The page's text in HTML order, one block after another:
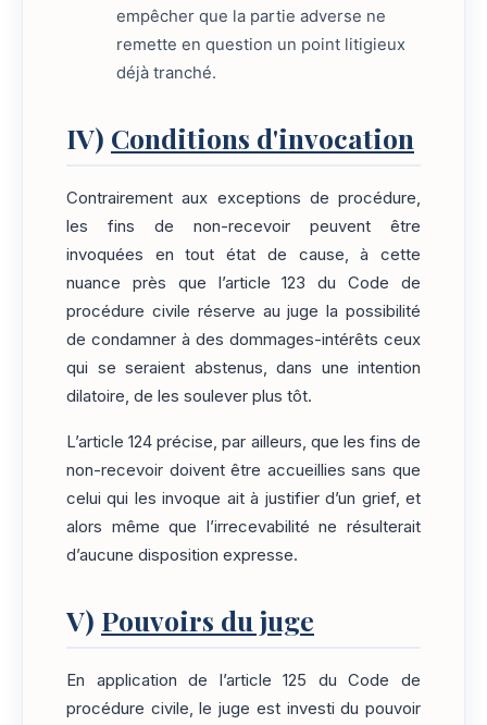
empêcher que la partie adverse ne
remette en question un point litigieux
déjà tranché.
IV) Conditions d'invocation
Contrairement aux exceptions de procédure,
les fins de non-recevoir peuvent être
invoquées en tout état de cause, à cette
nuance près que l’article 123 du Code de
procédure civile réserve au juge la possibilité
de condamner à des dommages-intérêts ceux
qui se seraient abstenus, dans une intention
dilatoire, de les soulever plus tôt.
L’article 124 précise, par ailleurs, que les fins de
non-recevoir doivent être accueillies sans que
celui qui les invoque ait à justifier d’un grief, et
alors même que l’irrecevabilité ne résulterait
d’aucune disposition expresse.
V) Pouvoirs du juge
En application de l’article 125 du Code de
procédure civile, le juge est investi du pouvoir